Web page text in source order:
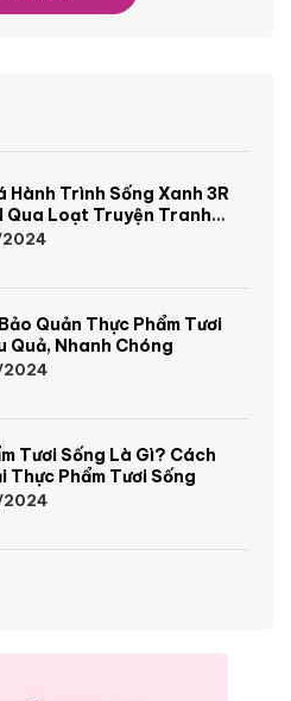
Hành Trình Sống Xanh 3R
Qua Loạt Truyện Tranh
Thú Vị
Quản Thực Phẩm Tươi
Quả, Nhanh Chóng
Tươi Sống Là Gì? Cách
Thực Phẩm Tươi Sống